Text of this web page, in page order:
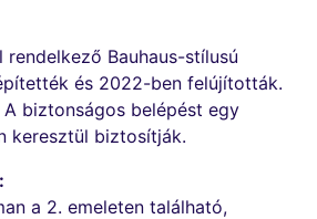
Bauhaus-stílusú
és 2022-ben felújították.
biztonságos belépést egy
keresztül biztosítják.
a 2. emeleten található,